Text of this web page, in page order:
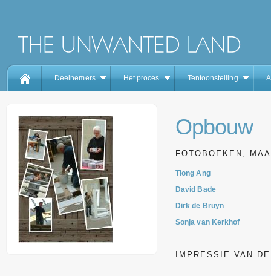
Deelnemers Het proces Tentoonstelling
Opbouw
FOTOBOEKEN,
Tiong Ang
David Bade
Dirk de Bruyn
Sonja van Kerkhof
IMPRESSIE VAN